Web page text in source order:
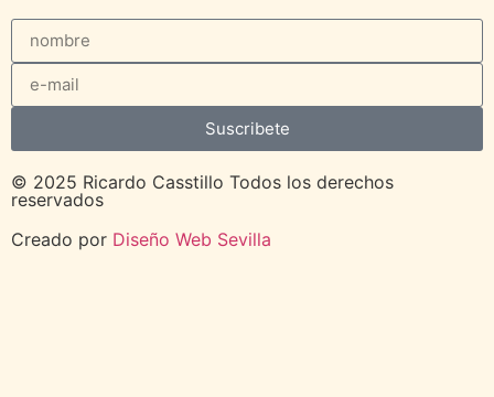
Suscribete
© 2025 Ricardo Casstillo Todos los derechos
reservados
Creado por Diseño Web Sevilla